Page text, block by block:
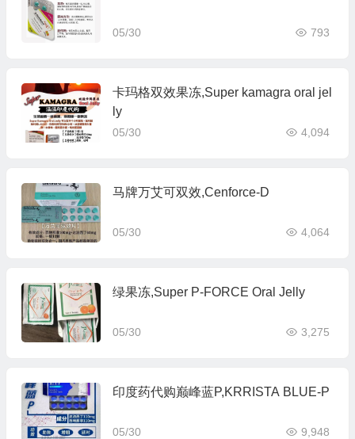
05/30 793
卡玛格双效果冻,Super kamagra oral jel
ly
05/30 4,094
马牌万艾可双效,Cenforce-D
05/30 4,064
绿果冻,Super P-FORCE Oral Jelly
05/30 3,275
印度药代购巅峰蓝P,KRRISTA BLUE-P
05/30 9,948